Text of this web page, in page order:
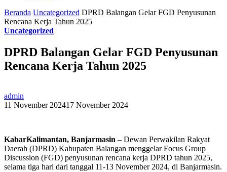
Beranda Uncategorized DPRD Balangan Gelar FGD Penyusunan
Rencana Kerja Tahun 2025
Uncategorized
DPRD Balangan Gelar FGD Penyusunan
Rencana Kerja Tahun 2025
admin
11 November 202417 November 2024
KabarKalimantan, Banjarmasin – Dewan Perwakilan Rakyat
Daerah (DPRD) Kabupaten Balangan menggelar Focus Group
Discussion (FGD) penyusunan rencana kerja DPRD tahun 2025,
selama tiga hari dari tanggal 11-13 November 2024, di Banjarmasin.